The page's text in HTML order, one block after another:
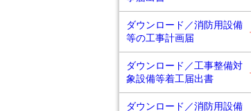
ダウンロード／消防用設備
等の工事計画届
ダウンロード／工事整備対
象設備等着工届出書
ダウンロード／消防用設備